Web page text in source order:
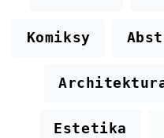
Komiksy
Estetika